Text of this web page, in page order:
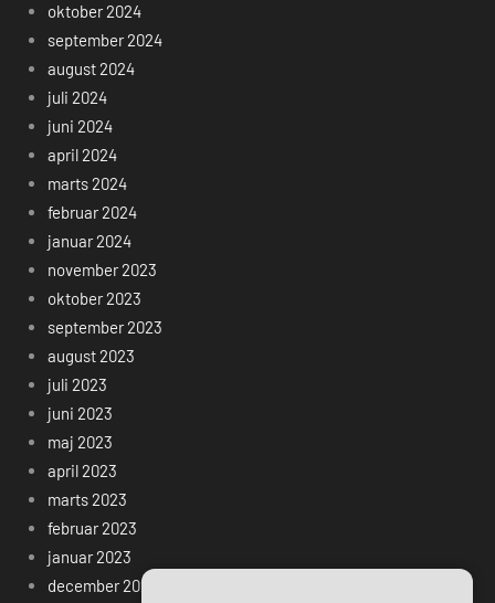
oktober 2024
september 2024
august 2024
juli 2024
juni 2024
april 2024
marts 2024
februar 2024
januar 2024
november 2023
oktober 2023
september 2023
august 2023
juli 2023
juni 2023
maj 2023
april 2023
marts 2023
februar 2023
januar 2023
december 2022